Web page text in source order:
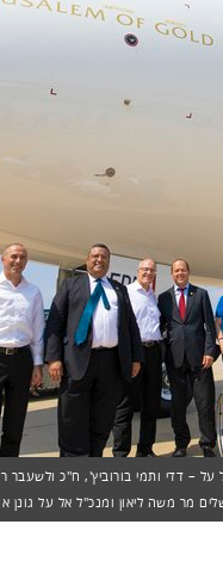
דדי ותמי בורוביץ', ח"כ ולשעבר
מר משה ליאון ומנכ"ל אל על גונן